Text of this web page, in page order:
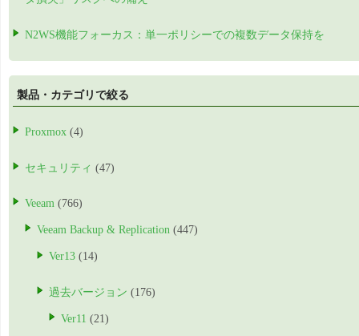
N2WS機能フォーカス：単一ポリシーでの複数データ保持を
製品・カテゴリで絞る
Proxmox (4)
セキュリティ (47)
Veeam (766)
Veeam Backup & Replication (447)
Ver13 (14)
過去バージョン (176)
Ver11 (21)